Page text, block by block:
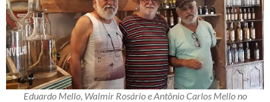
Eduardo Mello, Walmir Rosário e Antônio Carlos Mello no